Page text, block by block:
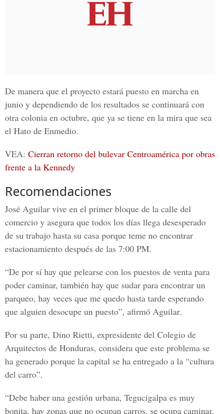
De manera que el proyecto estará puesto en marcha en
junio y dependiendo de los resultados se continuará con
otra colonia en octubre, que ya se tiene en la mira que sea
el Hato de Enmedio.
VEA: Cierran retorno del bulevar Centroamérica por obras
frente a la Kennedy
Recomendaciones
José Aguilar vive en el primer bloque de la calle del
comercio y asegura que todos los días llega desesperado
de su trabajo hasta su casa porque teme no encontrar
estacionamiento después de las 7:00 PM.
“De por sí hay que pelearse con los puestos de venta para
poder caminar, también hay que sudar para encontrar un
parqueo, hay veces que me quedo hasta tarde esperando
que alguien desocupe un puesto”, afirmó Aguilar.
Por su parte, Dino Rietti, expresidente del Colegio de
Arquitectos de Honduras, considera que este problema se
ha generado porque la capital se ha entregado a la “cultura
del carro”.
“Debe haber una gestión urbana, Tegucigalpa es muy
bonita, hay zonas que no ocupan carros, se ocupa caminar.